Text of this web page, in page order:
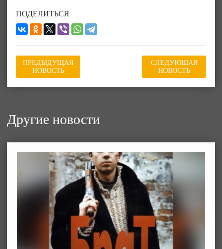
ПОДЕЛИТЬСЯ
ПРЕДЫДУЩАЯ
НОВОСТЬ
СЛЕДУЮЩАЯ
НОВОСТЬ
Другие новости